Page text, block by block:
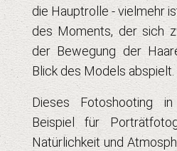
die Hauptrolle - vielmehr
des Moments, der sich
der Bewegung der
Blick des Models abspielt.
Dieses Fotoshooting
Beispiel für
Natürlichkeit und